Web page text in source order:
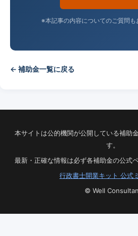
※本記事の内容についてのご質問も
← 補助金一覧に戻る
本サイトは公的機関が公開している補助
す。
最新・正確な情報は必ず各補助金の公式
行政書士開業キット 公式
© Well